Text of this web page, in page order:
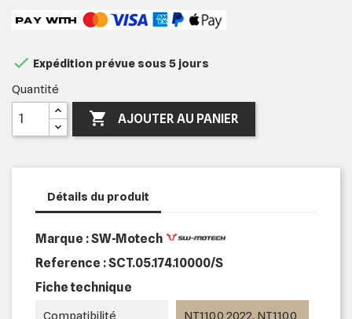
 Expédition prévue sous 5 jours
Quantité
 AJOUTER AU PANIER
Détails du produit
Marque : SW-Motech
Reference :SCT.05.174.10000/S
Fiche technique
Compatibilité NT1100 2022, NT1100